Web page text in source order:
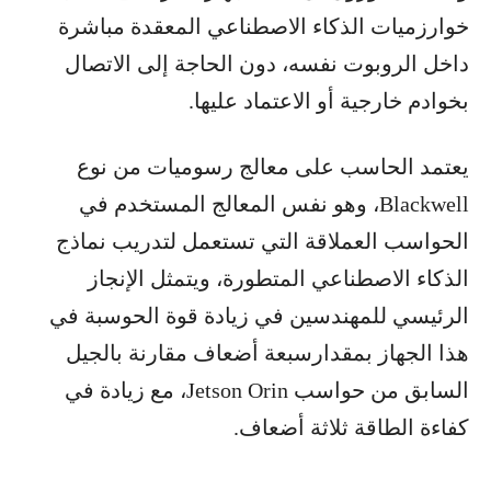
خوارزميات الذكاء الاصطناعي المعقدة مباشرة
داخل الروبوت نفسه، دون الحاجة إلى الاتصال
بخوادم خارجية أو الاعتماد عليها.
يعتمد الحاسب على معالج رسوميات من نوع
Blackwell، وهو نفس المعالج المستخدم في
الحواسب العملاقة التي تستعمل لتدريب نماذج
الذكاء الاصطناعي المتطورة، ويتمثل الإنجاز
الرئيسي للمهندسين في زيادة قوة الحوسبة في
هذا الجهاز بمقدارسبعة أضعاف مقارنة بالجيل
السابق من حواسب Jetson Orin، مع زيادة في
كفاءة الطاقة ثلاثة أضعاف.